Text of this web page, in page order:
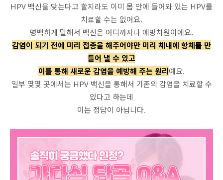
HPV 백신을 맞는다고 할지라도 이미 몸 안에 들어와 있는 HPV를
치료할 수는 없어요.
명백하게 말해서 백신은 어디까지나 예방차원이에요.
감염이 되기 전에 미리 접종을 해주어야만 미리 체내에 항체를 만
들어 낼 수 있고
이를 통해 새로운 감염을 예방해 주는 원리예요.
일부 몇몇 곳에서는 HPV 백신을 통해서 기존의 감염을 치료할 수
있다고 하는데
이는 정답이 아닙니다.